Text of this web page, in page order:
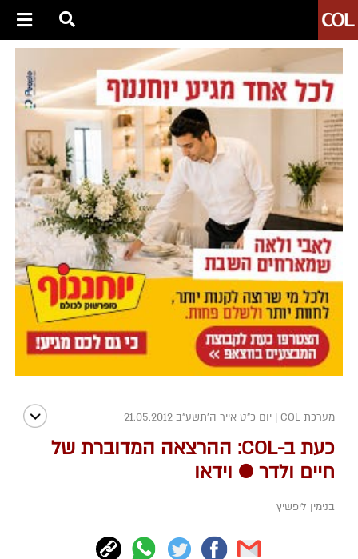
מערכת COL | יום כ"ט אייר ה׳תשע״ב 21.05.2012
כעת ב-COL: ההרצאה המדוברת של
חיים ולדר ● וידאו
בנימין ליפשיץ